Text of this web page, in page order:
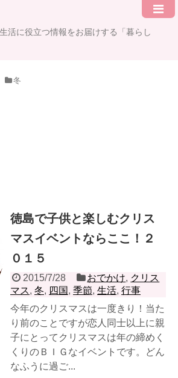
活に役立つ情報をお届けする「暮らし
冬
徳島で子供と楽しむクリス
マスイベントならここ！２
０１５
2015/7/28 おでかけ, クリス
マス, 冬, 四国, 季節, 生活, 行事
今年のクリスマスは一度きり！当た
り前のことですが恋人同士以上に親
子にとってクリスマスは年の締めく
くりのＢＩＧなイベントです。どん
なふうに過ご...